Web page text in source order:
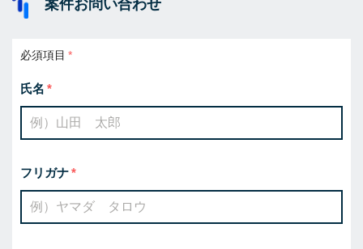
案件お問い合わせ
必須項目
氏名
フリガナ